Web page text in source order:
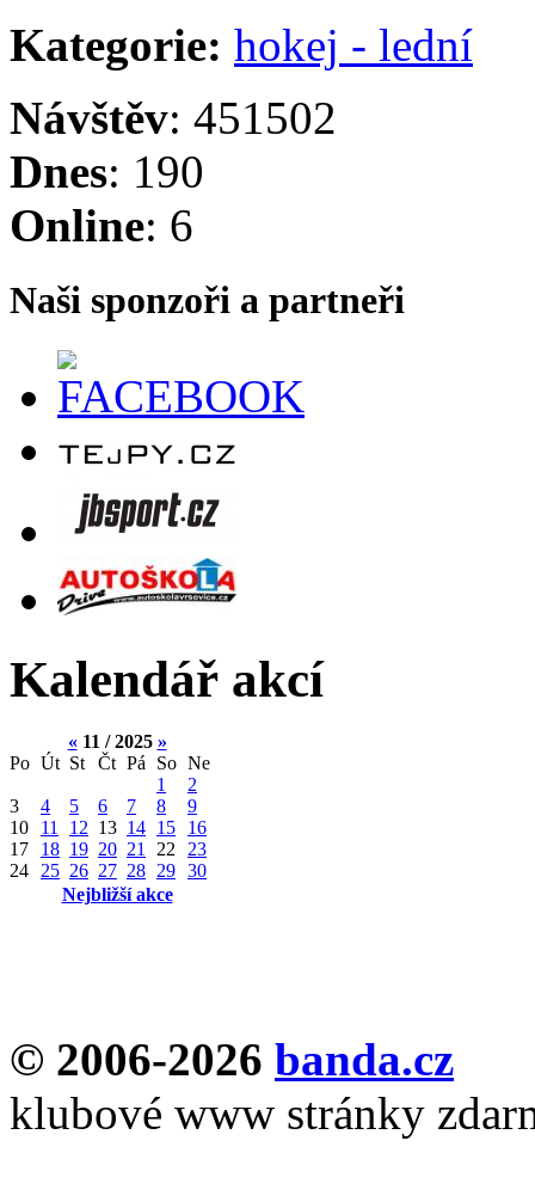
Kategorie: hokej - lední
Návštěv: 451502
Dnes: 190
Online: 6
Naši sponzoři a partneři
Kalendář akcí
«11 / 2025 »
Po Út St Čt Pá So Ne
1
2
3
4 5 6 7 8
9
10
11 12 13 14 15
16
17
18 19 20 21 22 23
24 25 26 27 28 29 30
Nejbližší akce
© 2006-2026 banda.cz
klubové www stránky